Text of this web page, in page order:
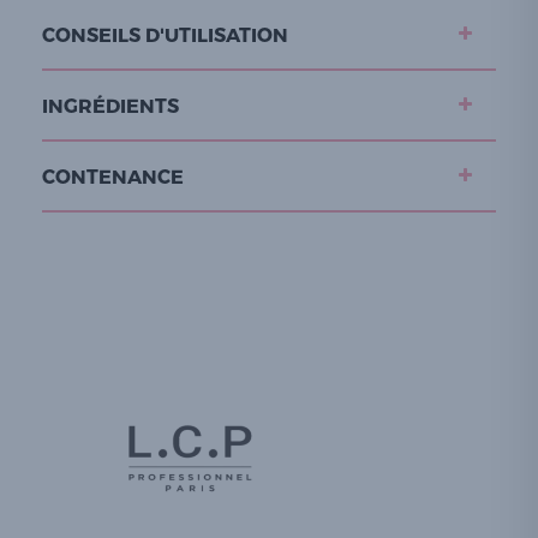
CONSEILS D'UTILISATION
INGRÉDIENTS
CONTENANCE